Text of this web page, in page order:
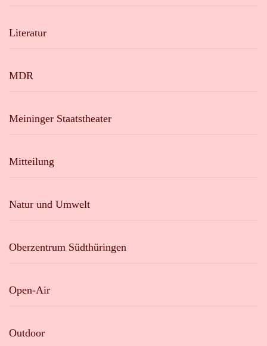
Literatur
MDR
Meininger Staatstheater
Mitteilung
Natur und Umwelt
Oberzentrum Südthüringen
Open-Air
Outdoor